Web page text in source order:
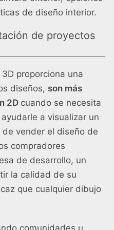
de diseño interior.
de proyectos
proporciona una
diseños, son más
2D cuando se necesita
a visualizar un
vender el diseño de
compradores
de desarrollo, un
la calidad de su
que cualquier dibujo